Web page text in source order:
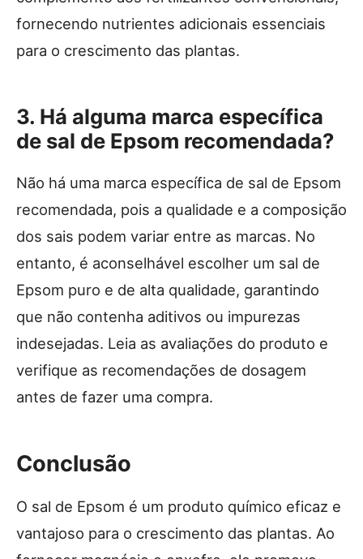
fornecendo nutrientes adicionais essenciais
para o crescimento das plantas.
3. Há alguma marca específica
de sal de Epsom recomendada?
Não há uma marca específica de sal de Epsom
recomendada, pois a qualidade e a composição
dos sais podem variar entre as marcas. No
entanto, é aconselhável escolher um sal de
Epsom puro e de alta qualidade, garantindo
que não contenha aditivos ou impurezas
indesejadas. Leia as avaliações do produto e
verifique as recomendações de dosagem
antes de fazer uma compra.
Conclusão
O sal de Epsom é um produto químico eficaz e
vantajoso para o crescimento das plantas. Ao